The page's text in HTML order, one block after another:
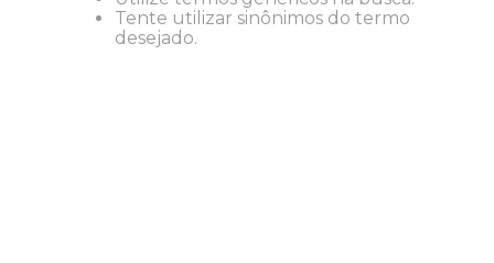
Tente utilizar sinônimos do termo
desejado.